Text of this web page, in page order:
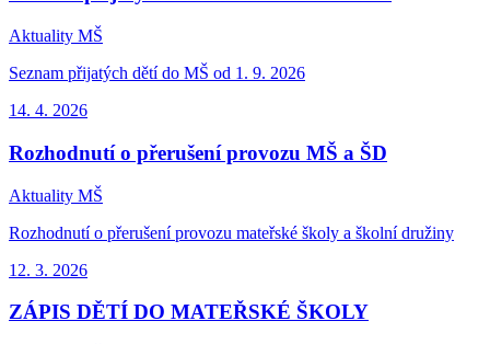
Aktuality MŠ
Seznam přijatých dětí do MŠ od 1. 9. 2026
14. 4. 2026
Rozhodnutí o přerušení provozu MŠ a ŠD
Aktuality MŠ
Rozhodnutí o přerušení provozu mateřské školy a školní družiny
12. 3. 2026
ZÁPIS DĚTÍ DO MATEŘSKÉ ŠKOLY